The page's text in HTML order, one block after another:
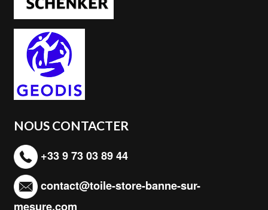
NOUS CONTACTER
+33 9 73 03 89 44
contact@toile-store-banne-sur-
mesure.com